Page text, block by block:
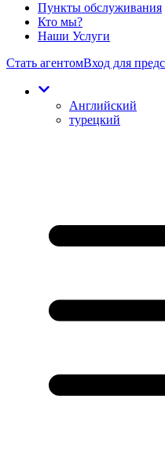
Пункты обслуживания
Кто мы?
Наши Услуги
Стать агентомВход для
Английский
турецкий